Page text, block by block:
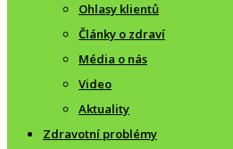
Ohlasy klientů
Články o zdraví
Média o nás
Video
Aktuality
Zdravotní problémy